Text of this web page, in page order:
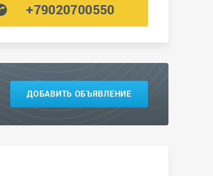
+79020700550
ДОБАВИТЬ ОБЪЯВЛЕНИЕ